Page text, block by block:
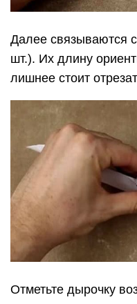
Далее связываются
шт.). Их длину
лишнее стоит
Отметьте дырочку